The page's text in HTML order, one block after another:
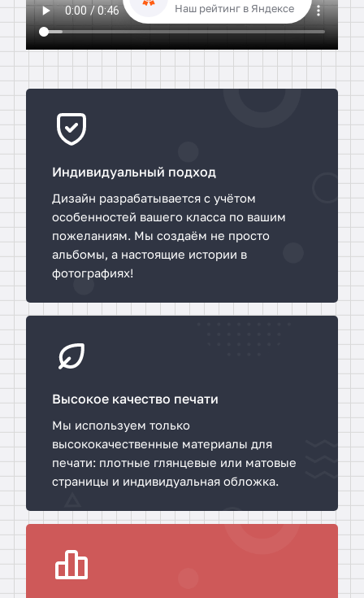
Наш рейтинг в Яндексе
П
е
и
м
у
е
с
в
а
Индивидуальный подход
Дизайн разрабатывается с учётом
особенностей вашего класса по вашим
пожеланиям. Мы создаём не просто
альбомы, а настоящие истории в
фотографиях!
Высокое качество печати
Мы используем только
высококачественные материалы для
печати: плотные глянцевые или матовые
страницы и индивидуальная обложка.